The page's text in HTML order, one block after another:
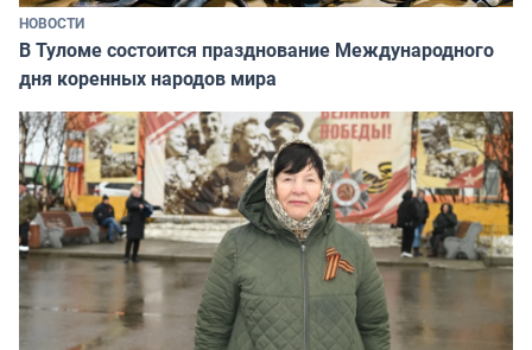
НОВОСТИ
В Туломе состоится празднование Международного
дня коренных народов мира